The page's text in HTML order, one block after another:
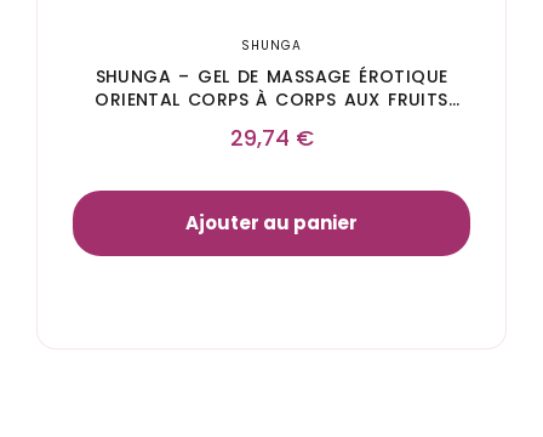
SHUNGA
SHUNGA – GEL DE MASSAGE ÉROTIQUE
ORIENTAL CORPS À CORPS AUX FRUITS
29,74 €
Ajouter au panier